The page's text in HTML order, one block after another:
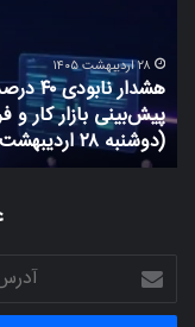
AI
پایان
۱۴۰۶
+
فرصت‌های
شغلی
۲۸ اردیبهشت ۱۴۰۵
پیش‌بینی بازار
(دوشنبه ۲۸ اردیبهشت ۱۴۰۵)
آدرس
ایمیل
خود